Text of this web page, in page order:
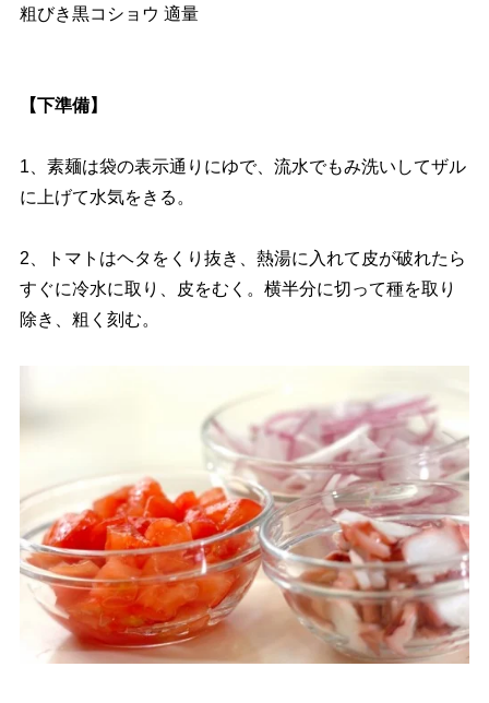
粗びき黒コショウ 適量
【下準備】
1、素麺は袋の表示通りにゆで、流水でもみ洗いしてザル
に上げて水気をきる。
2、トマトはヘタをくり抜き、熱湯に入れて皮が破れたら
すぐに冷水に取り、皮をむく。横半分に切って種を取り
除き、粗く刻む。